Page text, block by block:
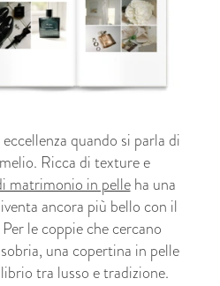
quando si parla di
Ricca di texture e
matrimonio in pelleha una
ancora più bello con il
le coppie che cercano
una copertina in pelle
tra lusso e tradizione.